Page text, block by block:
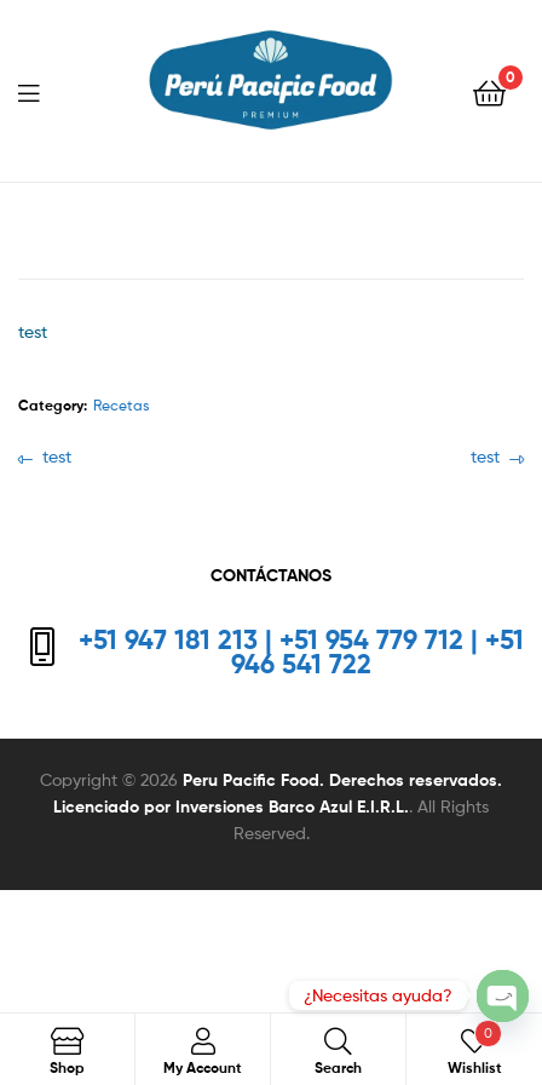
0
Menu
test
Category: Recetas
Navegación
Previous
test
Next
test
CONTÁCTANOS
+51 947 181 213 | +51 954 779 712 | +51
946 541 722
Copyright © 2026 Peru Pacific Food. Derechos reservados.
Licenciado por Inversiones Barco Azul E.I.R.L.. All Rights
Reserved.
Shop My Account Search
Search
Search
Wishlist
0